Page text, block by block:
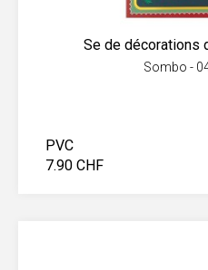
Se de décorations
Sombo -
PVC
7.90 CHF